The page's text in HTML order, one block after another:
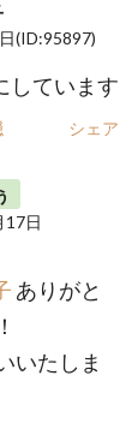
(ID:95897)
しています
シェア
17日
ありがと
いたしま